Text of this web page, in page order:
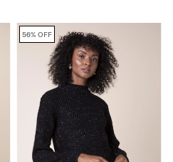
56% OFF